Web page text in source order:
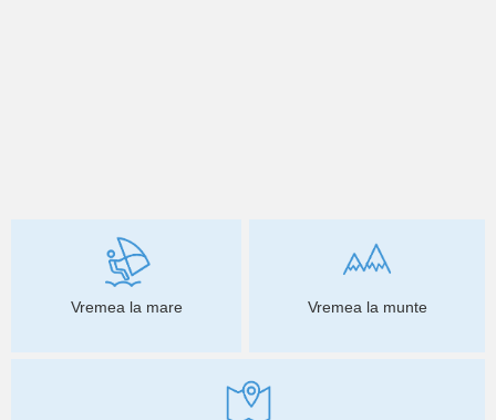
Vremea la mare Vremea la munte